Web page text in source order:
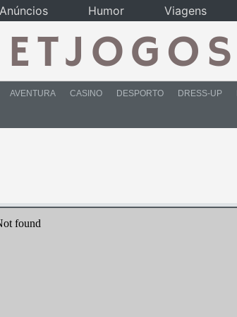
AVENTURA CASINO DESPORTO DRESS-UP
Anúncios Humor Viagens